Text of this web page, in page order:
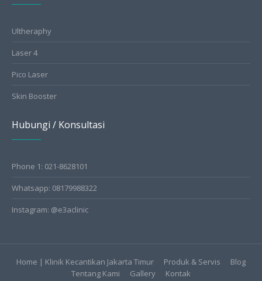
Ultheraphy
Laser 4
Pico Laser
Skin Booster
Hubungi / Konsultasi
Phone 1: 021-8628101
Whatsapp: 08179988322
Instagram: @e3aclinic
Home | Klinik Kecantikan Jakarta Timur Produk & Servis
Blog
Tentang Kami
Gallery
Kontak